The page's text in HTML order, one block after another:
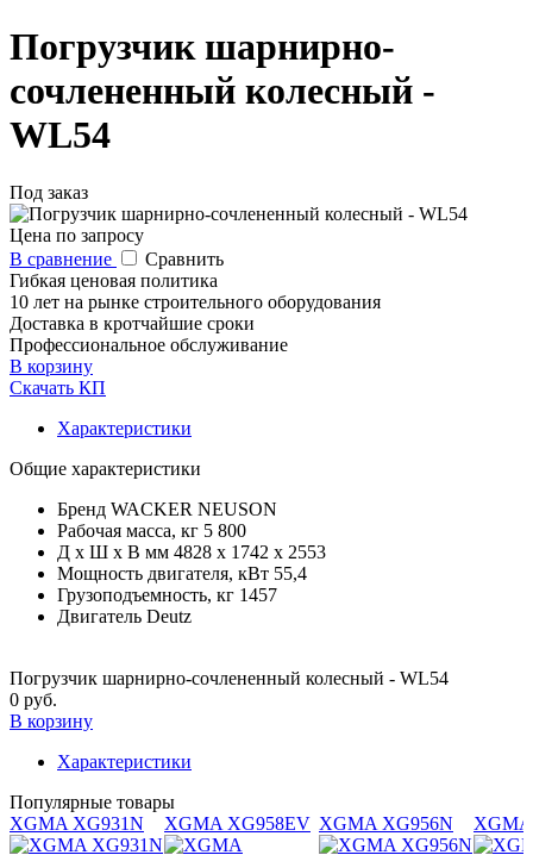
Погрузчик шарнирно-
сочлененный колесный -
WL54
Под заказ
Цена по запросу
В сравнение
Сравнить
Гибкая ценовая политика
10 лет на рынке строительного оборудования
Доставка в кротчайшие сроки
Профессиональное обслуживание
В корзину
Скачать КП
Характеристики
Общие характеристики
Бренд WACKER NEUSON
Рабочая масса, кг 5 800
Д x Ш x В мм 4828 х 1742 х 2553
Мощность двигателя, кВт 55,4
Грузоподъемность, кг 1457
Двигатель Deutz
Погрузчик шарнирно-сочлененный колесный - WL54
0 руб.
В корзину
Характеристики
Популярные товары
XGMA XG931N
XGMA XG958EV XGMA XG956N